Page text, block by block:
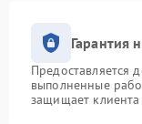
Гарантия
Предоставляется
выполненные
защищает